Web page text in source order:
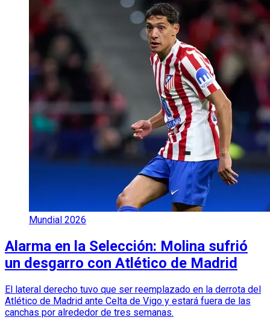
Mundial 2026
Alarma en la Selección: Molina sufrió
un desgarro con Atlético de Madrid
El lateral derecho tuvo que ser reemplazado en la derrota del
Atlético de Madrid ante Celta de Vigo y estará fuera de las
canchas por alrededor de tres semanas.